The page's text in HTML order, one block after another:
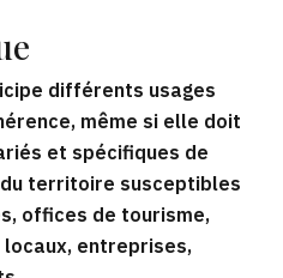
différents usages
même si elle doit
et spécifiques de
territoire susceptibles
offices de tourisme,
entreprises,